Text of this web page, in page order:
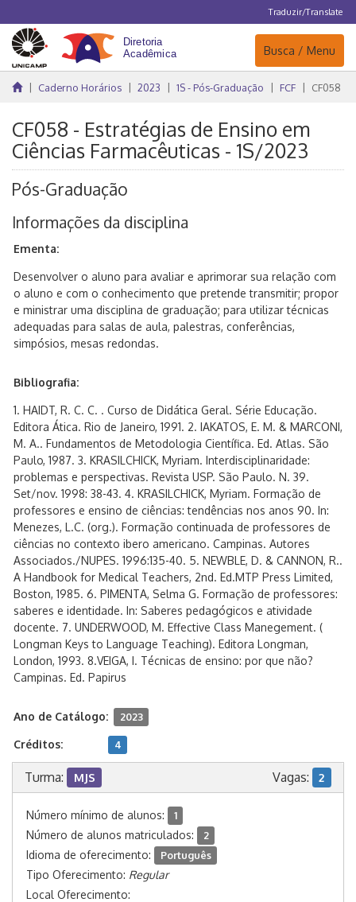
Traduzir/Translate
Navegação
Busca / Menu
Caderno Horários 2023 1S - Pós-Graduação FCF CF058
CF058 - Estratégias de Ensino em
Ciências Farmacêuticas - 1S/2023
Pós-Graduação
Informações da disciplina
Ementa:
Desenvolver o aluno para avaliar e aprimorar sua relação com
o aluno e com o conhecimento que pretende transmitir; propor
e ministrar uma disciplina de graduação; para utilizar técnicas
adequadas para salas de aula, palestras, conferências,
simpósios, mesas redondas.
Bibliografia:
1. HAIDT, R. C. C. . Curso de Didática Geral. Série Educação.
Editora Ática. Rio de Janeiro, 1991. 2. IAKATOS, E. M. & MARCONI,
M. A.. Fundamentos de Metodologia Científica. Ed. Atlas. São
Paulo, 1987. 3. KRASILCHICK, Myriam. Interdisciplinaridade:
problemas e perspectivas. Revista USP. São Paulo. N. 39.
Set/nov. 1998: 38-43. 4. KRASILCHICK, Myriam. Formação de
professores e ensino de ciências: tendências nos anos 90. In:
Menezes, L.C. (org.). Formação continuada de professores de
ciências no contexto ibero americano. Campinas. Autores
Associados./NUPES. 1996:135-40. 5. NEWBLE, D. & CANNON, R..
A Handbook for Medical Teachers, 2nd. Ed.MTP Press Limited,
Boston, 1985. 6. PIMENTA, Selma G. Formação de professores:
saberes e identidade. In: Saberes pedagógicos e atividade
docente. 7. UNDERWOOD, M. Effective Class Manegement. (
Longman Keys to Language Teaching). Editora Longman,
London, 1993. 8.VEIGA, I. Técnicas de ensino: por que não?
Campinas. Ed. Papirus
Ano de Catálogo: 2023
Créditos: 4
Turma: MJS Vagas: 2
Número mínimo de alunos: 1
Número de alunos matriculados: 2
Idioma de oferecimento: Português
Tipo Oferecimento: Regular
Local Oferecimento: